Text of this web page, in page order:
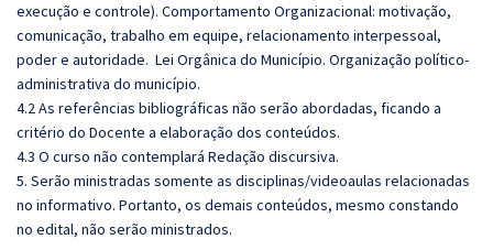
execução e controle). Comportamento Organizacional: motivação,
comunicação, trabalho em equipe, relacionamento interpessoal,
poder e autoridade. Lei Orgânica do Município. Organização político-
administrativa do município.
4.2 As referências bibliográficas não serão abordadas, ficando a
critério do Docente a elaboração dos conteúdos.
4.3 O curso não contemplará Redação discursiva.
5. Serão ministradas somente as disciplinas/videoaulas relacionadas
no informativo. Portanto, os demais conteúdos, mesmo constando
no edital, não serão ministrados.